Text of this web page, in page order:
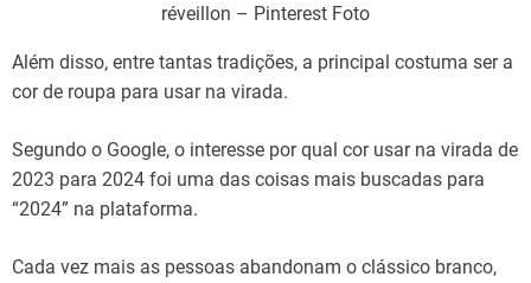
réveillon – Pinterest Foto
Além disso, entre tantas tradições, a principal costuma ser a
cor de roupa para usar na virada.
Segundo o Google, o interesse por qual cor usar na virada de
2023 para 2024 foi uma das coisas mais buscadas para
“2024” na plataforma.
Cada vez mais as pessoas abandonam o clássico branco,